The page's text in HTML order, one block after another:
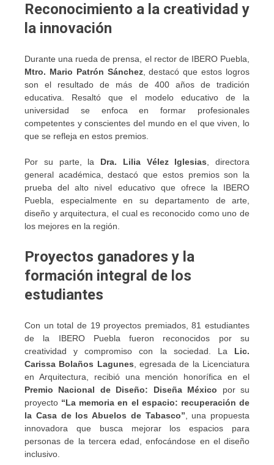
Reconocimiento a la creatividad y
la innovación
Durante una rueda de prensa, el rector de IBERO Puebla,
Mtro. Mario Patrón Sánchez, destacó que estos logros
son el resultado de más de 400 años de tradición
educativa. Resaltó que el modelo educativo de la
universidad se enfoca en formar profesionales
competentes y conscientes del mundo en el que viven, lo
que se refleja en estos premios.
Por su parte, la Dra. Lilia Vélez Iglesias , directora
general académica, destacó que estos premios son la
prueba del alto nivel educativo que ofrece la IBERO
Puebla, especialmente en su departamento de arte,
diseño y arquitectura, el cual es reconocido como uno de
los mejores en la región.
Proyectos ganadores y la
formación integral de los
estudiantes
Con un total de 19 proyectos premiados, 81 estudiantes
de la IBERO Puebla fueron reconocidos por su
creatividad y compromiso con la sociedad. La Lic.
Carissa Bolaños Lagunes , egresada de la Licenciatura
en Arquitectura, recibió una mención honorífica en el
Premio Nacional de Diseño: Diseña México por su
proyecto “La memoria en el espacio: recuperación de
la Casa de los Abuelos de Tabasco” , una propuesta
innovadora que busca mejorar los espacios para
personas de la tercera edad, enfocándose en el diseño
inclusivo.